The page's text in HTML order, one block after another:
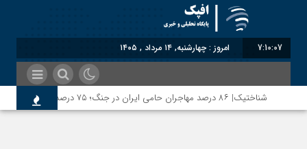
7:10:08 امروز : چهارشنبه, ۱۴ مرداد , ۱۴۰۵
شناختیک| ۸۶ درصد مهاجران حامی ایران در جنگ؛ ۷۵ درصد مهاجران دولت چهاردهم را خیرخواه خود نمی‌دانند